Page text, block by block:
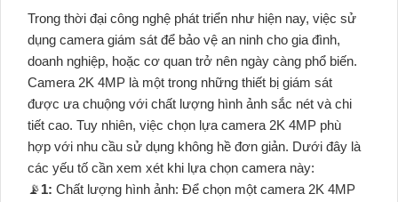
Trong thời đại công nghệ phát triển như hiện nay, việc sử
dụng camera giám sát để bảo vệ an ninh cho gia đình,
doanh nghiệp, hoặc cơ quan trở nên ngày càng phổ biến.
Camera 2K 4MP là một trong những thiết bị giám sát
được ưa chuộng với chất lượng hình ảnh sắc nét và chi
tiết cao. Tuy nhiên, việc chọn lựa camera 2K 4MP phù
hợp với nhu cầu sử dụng không hề đơn giản. Dưới đây là
các yếu tố cần xem xét khi lựa chọn camera này:
📡1: Chất lượng hình ảnh: Để chọn một camera 2K 4MP